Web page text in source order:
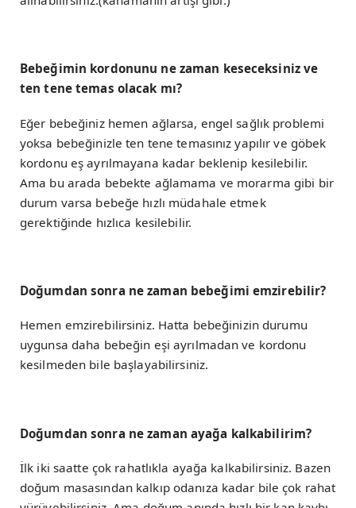
Bebeğimin kordonunu ne zaman keseceksiniz ve
ten tene temas olacak mı?
Eğer bebeğiniz hemen ağlarsa, engel sağlık problemi
yoksa bebeğinizle ten tene temasınız yapılır ve göbek
kordonu eş ayrılmayana kadar beklenip kesilebilir.
Ama bu arada bebekte ağlamama ve morarma gibi bir
durum varsa bebeğe hızlı müdahale etmek
gerektiğinde hızlıca kesilebilir.
Doğumdan sonra ne zaman bebeğimi emzirebilir?
Hemen emzirebilirsiniz. Hatta bebeğinizin durumu
uygunsa daha bebeğin eşi ayrılmadan ve kordonu
kesilmeden bile başlayabilirsiniz.
Doğumdan sonra ne zaman ayağa kalkabilirim?
İlk iki saatte çok rahatlıkla ayağa kalkabilirsiniz. Bazen
doğum masasından kalkıp odanıza kadar bile çok rahat